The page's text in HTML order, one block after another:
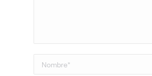
Nombre *